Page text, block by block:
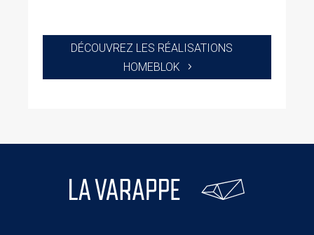
DÉCOUVREZ LES RÉALISATIONS
HOMEBLOK